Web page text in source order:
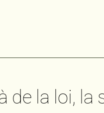
de la loi, la